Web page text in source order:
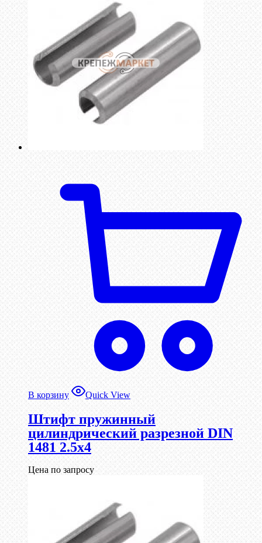
В корзину Quick View
Штифт пружинный
цилиндрический разрезной DIN
1481 2.5х4
Цена по запросу